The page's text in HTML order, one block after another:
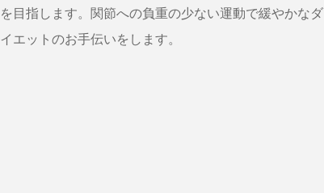
を目指します。関節への負重の少ない運動で緩やかなダ
イエットのお手伝いをします。